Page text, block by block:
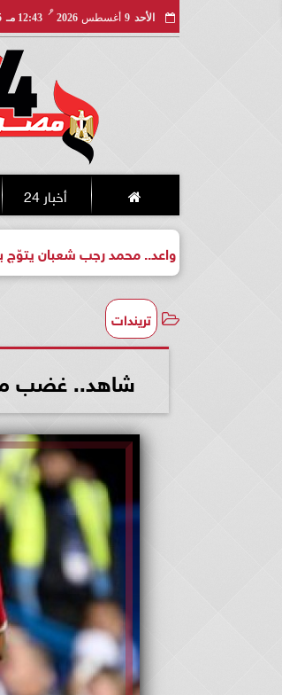
الأحد 9 أغسطس 2026
مـ
12:43 مـ
أخبار 24
محمد رجب شعبان يتوّج بذهبيتين في
تريندات
شاهد.. غضب